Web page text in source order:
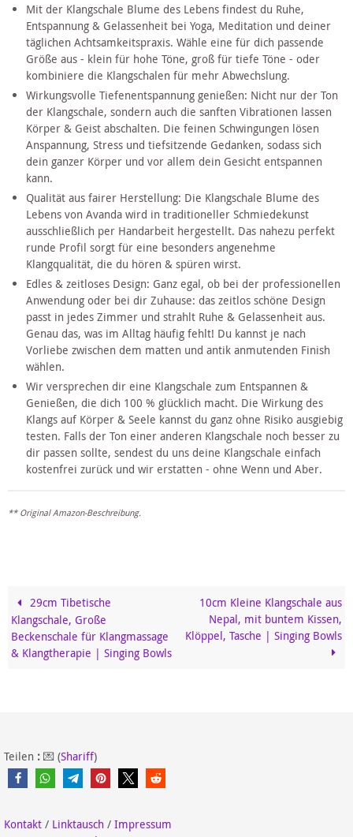
Mit der Klangschale Blume des Lebens findest du Ruhe,
Entspannung & Gelassenheit bei Yoga, Meditation und deiner
täglichen Achtsamkeitspraxis. Wähle eine für dich passende
Größe aus - klein für hohe Töne, groß für tiefe Töne - oder
kombiniere die Klangschalen für mehr Abwechslung.
Wirkungsvolle Tiefenentspannung genießen: Nicht nur der Ton
der Klangschale, sondern auch die sanften Vibrationen lassen
Körper & Geist abschalten. Die feinen Schwingungen lösen
Anspannung, Stress und tiefsitzende Gedanken, sodass sich
dein ganzer Körper und vor allem dein Gesicht entspannen
kann.
Qualität aus fairer Herstellung: Die Klangschale Blume des
Lebens von Avanda wird in traditioneller Schmiedekunst
ausschließlich per Handarbeit hergestellt. Das nahezu perfekt
runde Profil sorgt für eine besonders angenehme
Klangqualität, die du hören & spüren wirst.
Edles & zeitloses Design: Ganz egal, ob bei der professionellen
Anwendung oder bei dir Zuhause: das zeitlos schöne Design
passt in jedes Zimmer und strahlt Ruhe & Gelassenheit aus.
Genau das, was im Alltag häufig fehlt! Du kannst je nach
Vorliebe zwischen dem matten und antik anmutenden Finish
wählen.
Wir versprechen dir eine Klangschale zum Entspannen &
Genießen, die dich 100 % glücklich macht. Die Wirkung des
Klangs auf Körper & Seele kannst du ganz ohne Risiko ausgiebig
testen. Falls der Ton einer anderen Klangschale noch besser zu
dir passen sollte, sendest du uns deine Klangschale einfach
kostenfrei zurück und wir erstatten - ohne Wenn und Aber.
** Original Amazon-Beschreibung.
29cm Tibetische
Klangschale, Große
Beckenschale für Klangmassage
& Klangtherapie | Singing Bowls
10cm Kleine Klangschale aus
Nepal, mit buntem Kissen,
Klöppel, Tasche | Singing Bowls
Teilen : 💌 (Shariff)
Kontakt / Linktausch / Impressum